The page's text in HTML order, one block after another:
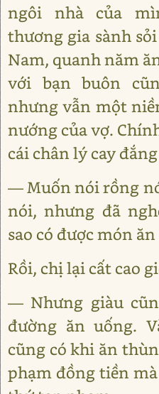
ngôi nhà của
thương gia sành
Nam, quanh năm
với bạn buôn
nhưng vẫn một
nướng của vợ.
cái chân lý cay
― Muốn nói rồng
nói, nhưng đã
sao có được món
Rồi, chị lại cất cao
― Nhưng giàu
đường ăn uống.
cũng có khi ăn
phạm đồng tiền